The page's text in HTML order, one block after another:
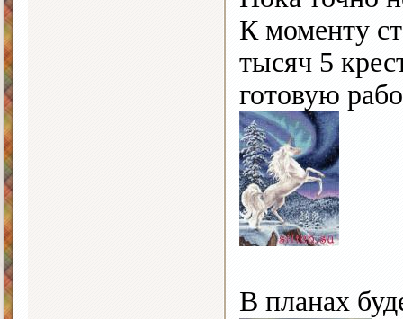
К моменту
тысяч 5
готовую
В планах